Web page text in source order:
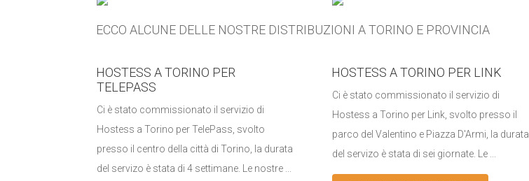
ECCO ALCUNE DELLE NOSTRE DISTRIBUZIONI A TORINO E PROVINCIA
HOSTESS A TORINO PER
TELEPASS
Ci è stato commissionato il servizio di
Hostess a Torino per TelePass, svolto
presso il centro della città di Torino, la durata
del servizo è stata di 4 settimane. Le nostre ...
HOSTESS A TORINO PER LINK
Ci è stato commissionato il servizio di
Hostess a Torino per Link, svolto presso il
parco del Valentino e Piazza D'Armi, la durata
del servizo è stata di sei giornate. Le ...